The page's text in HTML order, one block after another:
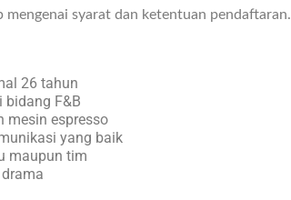
mengenai syarat dan ketentuan pendaftaran.
26 tahun
bidang F&B
mesin espresso
yang baik
maupun tim